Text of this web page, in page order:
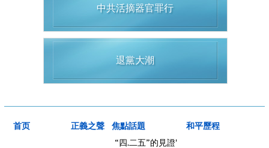
中共活摘器官罪行
退黨大潮
首页 正義之聲
焦點話題
“四.二五”的見證'
和平歷程